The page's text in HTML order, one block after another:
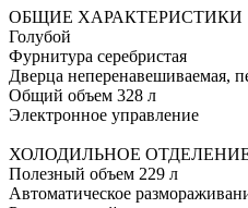
ОБЩИЕ ХАРАКТЕРИСТИКИ
Голубой
Фурнитура серебристая
Дверца неперенавешиваемая,
Общий объем 328 л
Электронное управление
ХОЛОДИЛЬНОЕ
Полезный объем 229 л
Автоматическое